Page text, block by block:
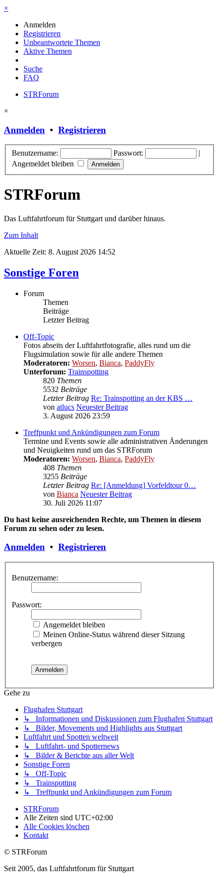
×
Anmelden
Registrieren
Unbeantwortete Themen
Aktive Themen
Suche
FAQ
STRForum
×
Anmelden • Registrieren
Benutzername: Passwort:
|
Angemeldet bleiben
STRForum
Das Luftfahrtforum für Stuttgart und darüber hinaus.
Zum Inhalt
Aktuelle Zeit: 8. August 2026 14:52
Sonstige Foren
Forum
Themen
Beiträge
Letzter Beitrag
Off-Topic
Fotos abseits der Luftfahrtfotografie, alles rund um die
Flugsimulation sowie für alle andere Themen
Moderatoren: Worsen, Bianca, PaddyFly
Unterforum: Trainspotting
820 Themen
5532 Beiträge
Letzter Beitrag Re: Trainspotting an der KBS …
von atlucs Neuester Beitrag
3. August 2026 23:59
Treffpunkt und Ankündigungen zum Forum
Termine und Events sowie alle administrativen Änderungen
und Neuigkeiten rund um das STRForum
Moderatoren: Worsen, Bianca, PaddyFly
408 Themen
3255 Beiträge
Letzter Beitrag Re: [Anmeldung] Vorfeldtour 0…
von Bianca Neuester Beitrag
30. Juli 2026 11:07
Du hast keine ausreichenden Rechte, um Themen in diesem
Forum zu sehen oder zu lesen.
Anmelden • Registrieren
Benutzername:
Passwort:
Angemeldet bleiben
Meinen Online-Status während dieser Sitzung
verbergen
Gehe zu
Flughafen Stuttgart
↳ Informationen und Diskussionen zum Flughafen Stuttgart
↳ Bilder, Movements und Highlights aus Stuttgart
Luftfahrt und Spotten weltweit
↳ Luftfahrt- und Spotternews
↳ Bilder & Berichte aus aller Welt
Sonstige Foren
↳ Off-Topic
↳ Trainspotting
↳ Treffpunkt und Ankündigungen zum Forum
STRForum
Alle Zeiten sind UTC+02:00
Alle Cookies löschen
Kontakt
© STRForum
Seit 2005, das Luftfahrtforum für Stuttgart